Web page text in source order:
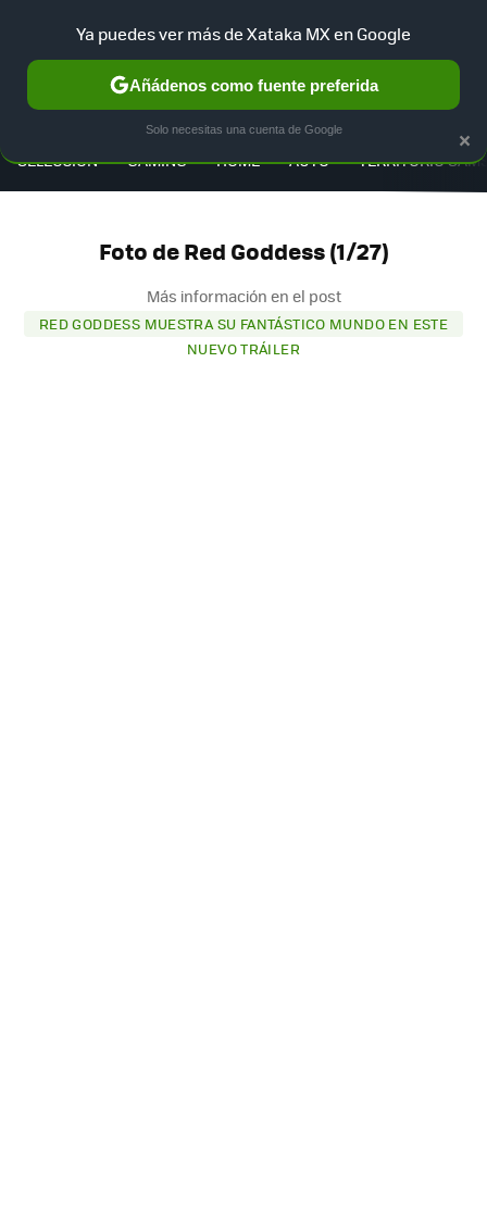
SELECCIÓN GAMING HOME AUTO TERRITORIO
Foto de Red Goddess (1/27)
Más información en el post
RED GODDESS MUESTRA SU FANTÁSTICO MUNDO EN ESTE
NUEVO TRÁILER
×
Ya puedes ver más de Xataka MX en Google
Añádenos como fuente preferida
Solo necesitas una cuenta de Google